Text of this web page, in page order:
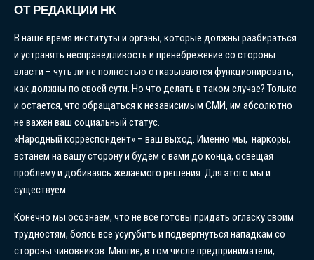
ОТ РЕДАКЦИИ НК
В наше время институты и органы, которые должны разбираться
и устранять несправедливость и пренебрежение со стороны
власти – чуть ли не полностью отказываются функционировать,
как должны по своей сути. Но что делать в таком случае? Только
и остается, что обращаться к независимым СМИ, им абсолютно
не важен ваш социальный статус.
«Народный корреспондент» – ваш выход. Именно мы, наркоры,
встанем на вашу сторону и будем с вами до конца, освещая
проблему и добиваясь желаемого решения. Для этого мы и
существуем.
Конечно мы осознаем, что не все готовы придать огласку своим
трудностям, боясь все усугубить и подвергнуться нападкам со
стороны чиновников. Многие, в том числе предприниматели,